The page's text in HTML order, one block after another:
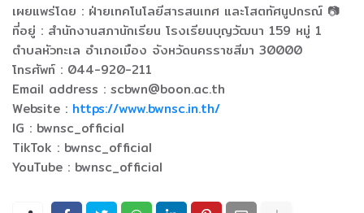
เผยแพร่โดย : ฝ่ายเทคโนโลยีสารสนเทศ และโสตทัศนูปกรณ์ 📷
ที่อยู่ : สำนักงานสภานักเรียน โรงเรียนบุญวัฒนา 159 หมู่ 1
ตำบลหัวทะเล อำเภอเมือง จังหวัดนครราชสีมา 30000
โทรศัพท์ : 044-920-211
Email address : scbwn@boon.ac.th
Website : https://www.bwnsc.in.th/
IG : bwnsc_official
TikTok : bwnsc_official
YouTube : bwnsc_official